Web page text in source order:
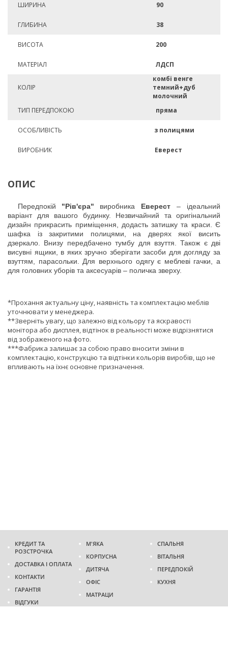
ШИРИНА 90
ГЛИБИНА 38
ВИСОТА 200
МАТЕРІАЛ ЛДСП
КОЛІР
комбі венге
темний+дуб
молочний
ТИП ПЕРЕДПОКОЮ
пряма
ОСОБЛИВІСТЬ з полицями
ВИРОБНИК Еверест
ОПИС
Передпокій "Рів'єра" виробника Еверест– ідеальний
варіант для вашого будинку. Незвичайний та оригінальний
дизайн прикрасить приміщення, додасть затишку та краси. Є
шафка із закритими полицями, на дверях якої висить
дзеркало. Внизу передбачено тумбу для взуття. Також є дві
висувні ящики, в яких зручно зберігати засоби для догляду за
взуттям, парасольки. Для верхнього одягу є меблеві гачки, а
для головних уборів та аксесуарів – поличка зверху.
*Прохання актуальну ціну, наявність та комплектацію меблів
уточнювати у менеджера.
**Зверніть увагу, що залежно від кольору та яскравості
монітора або дисплея, відтінок в реальності може відрізнятися
від зображеного на фото.
***Фабрика залишає за собою право вносити зміни в
комплектацію, конструкцію та відтінки кольорів виробів, що не
впливають на їхнє основне призначення.
КРЕДИТ ТА
РОЗСТРОЧКА
ДОСТАВКА І ОПЛАТА
КОНТАКТИ
ГАРАНТІЯ
ВІДГУКИ
М'ЯКА
КОРПУСНА
ДИТЯЧА
ОФІС
МАТРАЦИ
СПАЛЬНЯ
ВІТАЛЬНЯ
ПЕРЕДПОКІЙ
КУХНЯ